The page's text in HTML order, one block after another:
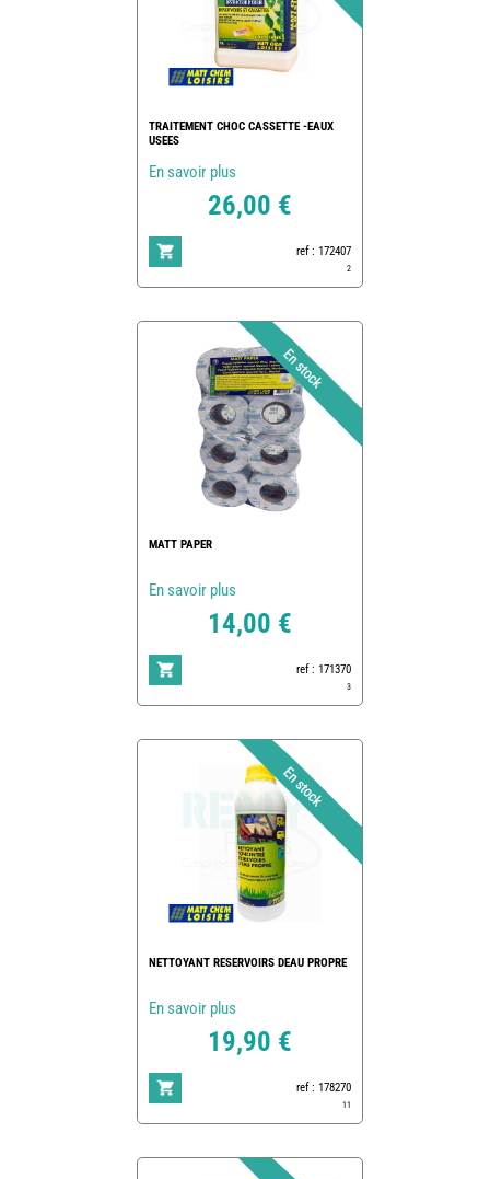
TRAITEMENT CHOC CASSETTE -EAUX
USEES
En savoir plus
26,00 €
ref : 172407
2
MATT PAPER
En savoir plus
14,00 €
ref : 171370
3
NETTOYANT RESERVOIRS DEAU PROPRE
En savoir plus
19,90 €
ref : 178270
11